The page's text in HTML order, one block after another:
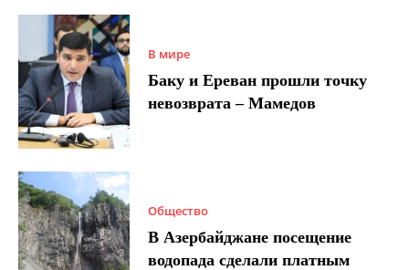
В мире
Баку и Ереван прошли точку
невозврата – Мамедов
Общество
В Азербайджане посещение
водопада сделали платным